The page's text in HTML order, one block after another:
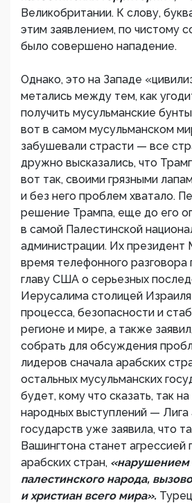
Великобритании. К слову,
этим заявлением, по чистому
было совершено нападение.
Однако, это на Западе
метались между тем, как
получить мусульманские
вот в самом мусульманском
забушевали страсти — все
дружно высказались, что
вот так, своими грязными
и без него проблем хватало.
решение Трампа, еще до его
в самой Палестинской
администрации. Их президент
время телефонного
главу США о серьезных
Иерусалима столицей
процесса, безопасности и
регионе и мире, а также
собрать для обсуждения
лидеров сначала арабских
остальных мусульманских
будет, кому что сказать, так
народных выступлений — Лига
государств уже заявила, что
Вашингтона станет агрессией
арабских стран, «нарушением
палестинского народа,
и христиан всего мира».